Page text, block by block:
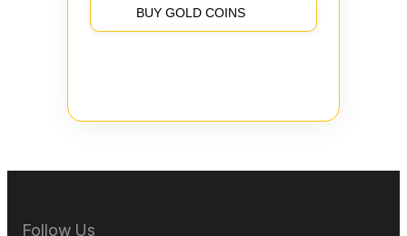
BUY GOLD COINS
Follow Us